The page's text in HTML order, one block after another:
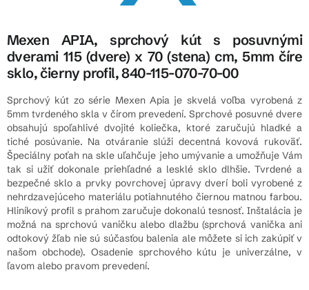
Mexen APIA, sprchový kút s posuvnými
dverami 115 (dvere) x 70 (stena) cm, 5mm číre
sklo, čierny profil, 840-115-070-70-00
Sprchový kút zo série Mexen Apia je skvelá voľba vyrobená z
5mm tvrdeného skla v čírom prevedení. Sprchové posuvné dvere
obsahujú spoľahlivé dvojité koliečka, ktoré zaručujú hladké a
tiché posúvanie. Na otváranie slúži decentná kovová rukoväť.
Špeciálny poťah na skle uľahčuje jeho umývanie a umožňuje Vám
tak si užiť dokonale priehľadné a lesklé sklo dlhšie. Tvrdené a
bezpečné sklo a prvky povrchovej úpravy dverí boli vyrobené z
nehrdzavejúceho materiálu potiahnutého čiernou matnou farbou.
Hliníkový profil s prahom zaručuje dokonalú tesnosť. Inštalácia je
možná na sprchovú vaničku alebo dlažbu (sprchová vanička ani
odtokový žľab nie sú súčasťou balenia ale môžete si ich zakúpiť v
našom obchode). Osadenie sprchového kútu je univerzálne, v
ľavom alebo pravom prevedení.